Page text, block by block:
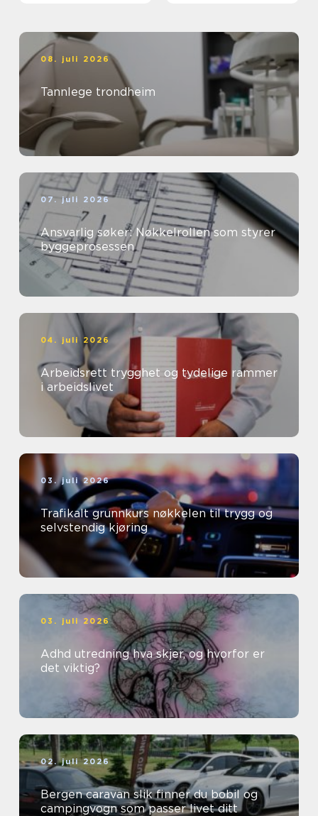
08. juli 2026
Tannlege trondheim
07. juli 2026
Ansvarlig søker: Nøkkelrollen som styrer
byggeprosessen
04. juli 2026
Arbeidsrett trygghet og tydelige rammer
i arbeidslivet
03. juli 2026
Trafikalt grunnkurs nøkkelen til trygg og
selvstendig kjøring
03. juli 2026
Adhd utredning hva skjer, og hvorfor er
det viktig?
02. juli 2026
Bergen caravan slik finner du bobil og
campingvogn som passer livet ditt